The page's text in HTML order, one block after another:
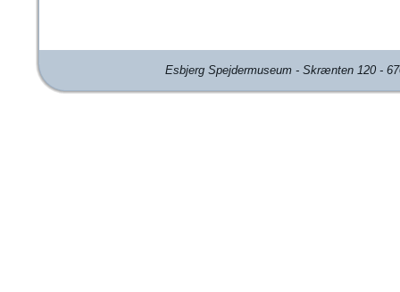
Esbjerg Spejdermuseum - Skrænten 120 -